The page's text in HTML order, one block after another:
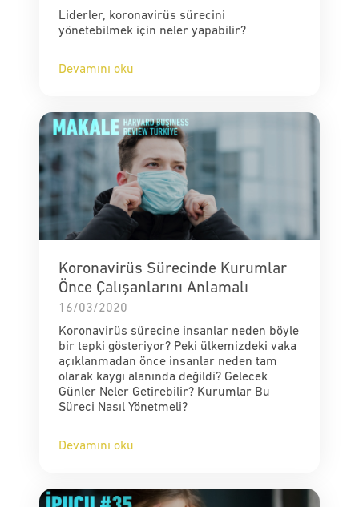
Liderler, koronavirüs sürecini
yönetebilmek için neler yapabilir?
Devamını oku
Koronavirüs Sürecinde Kurumlar
Önce Çalışanlarını Anlamalı
16/03/2020
Koronavirüs sürecine insanlar neden böyle
bir tepki gösteriyor? Peki ülkemizdeki vaka
açıklanmadan önce insanlar neden tam
olarak kaygı alanında değildi? Gelecek
Günler Neler Getirebilir? Kurumlar Bu
Süreci Nasıl Yönetmeli?
Devamını oku